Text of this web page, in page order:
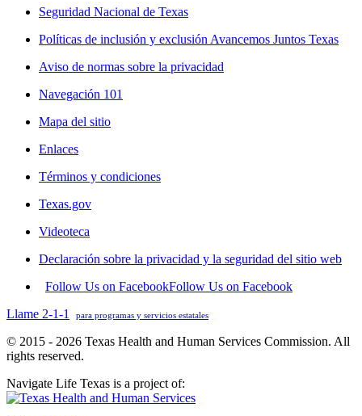
Seguridad Nacional de Texas
Políticas de inclusión y exclusión Avancemos Juntos Texas
Aviso de normas sobre la privacidad
Navegación 101
Mapa del sitio
Enlaces
Términos y condiciones
Texas.gov
Videoteca
Declaración sobre la privacidad y la seguridad del sitio web
Follow Us on FacebookFollow Us on Facebook
Llame 2-1-1
para programas y servicios estatales
© 2015 - 2026 Texas Health and Human Services Commission. All
rights reserved.
Navigate Life Texas is a project of: